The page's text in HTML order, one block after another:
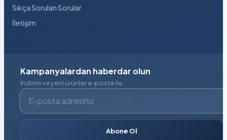
Sıkça Sorulan Sorular
İletişim
Kampanyalardan haberdar olun
İndirim ve yeni ürünler e-posta ile.
E-posta adresiniz
Abone Ol